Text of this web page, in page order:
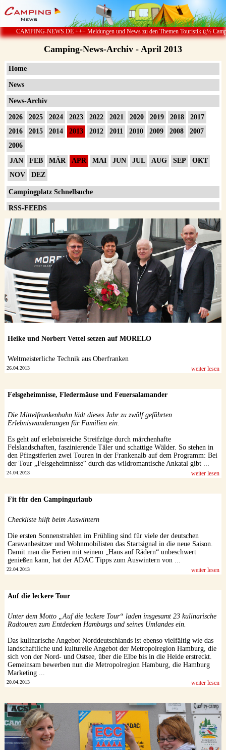
+++ Meldungen und News zu den Themen Touristik ï¿½ Camping & Caravan
Camping-News-Archiv - April 2013
Home
News
News-Archiv
2026 2025 2024 2023 2022 2021 2020 2019 2018
2017
2016
2015 2014 2013 2012 2011 2010 2009 2008
2007
2006
JAN
FEB MÄR APR MAI JUN JUL AUG SEP
OKT
NOV
DEZ
Campingplatz Schnellsuche
RSS-FEEDS
Impressum
Datenschutzerklärung
Heike und Norbert Vettel setzen auf MORELO
Weltmeisterliche Technik aus Oberfranken
26.04.2013 weiter lesen
Felsgeheimnisse, Fledermäuse und Feuersalamander
Die Mittelfrankenbahn lädt dieses Jahr zu zwölf geführten
Erlebniswanderungen für Familien ein.
Es geht auf erlebnisreiche Streifzüge durch märchenhafte
Felslandschaften, faszinierende Täler und schattige Wälder. So stehen in
den Pfingstferien zwei Touren in der Frankenalb auf dem Programm: Bei
der Tour „Felsgeheimnisse“ durch das wildromantische Ankatal gibt ...
24.04.2013 weiter lesen
Fit für den Campingurlaub
Checkliste hilft beim Auswintern
Die ersten Sonnenstrahlen im Frühling sind für viele der deutschen
Caravanbesitzer und Wohnmobilisten das Startsignal in die neue Saison.
Damit man die Ferien mit seinem „Haus auf Rädern“ unbeschwert
genießen kann, hat der ADAC Tipps zum Auswintern von ...
22.04.2013 weiter lesen
Auf die leckere Tour
Unter dem Motto „Auf die leckere Tour“ laden insgesamt 23 kulinarische
Radtouren zum Entdecken Hamburgs und seines Umlandes ein.
Das kulinarische Angebot Norddeutschlands ist ebenso vielfältig wie das
landschaftliche und kulturelle Angebot der Metropolregion Hamburg, die
sich von der Nord- und Ostsee, über die Elbe bis in die Heide erstreckt.
Gemeinsam bewerben nun die Metropolregion Hamburg, die Hamburg
Marketing ...
20.04.2013 weiter lesen